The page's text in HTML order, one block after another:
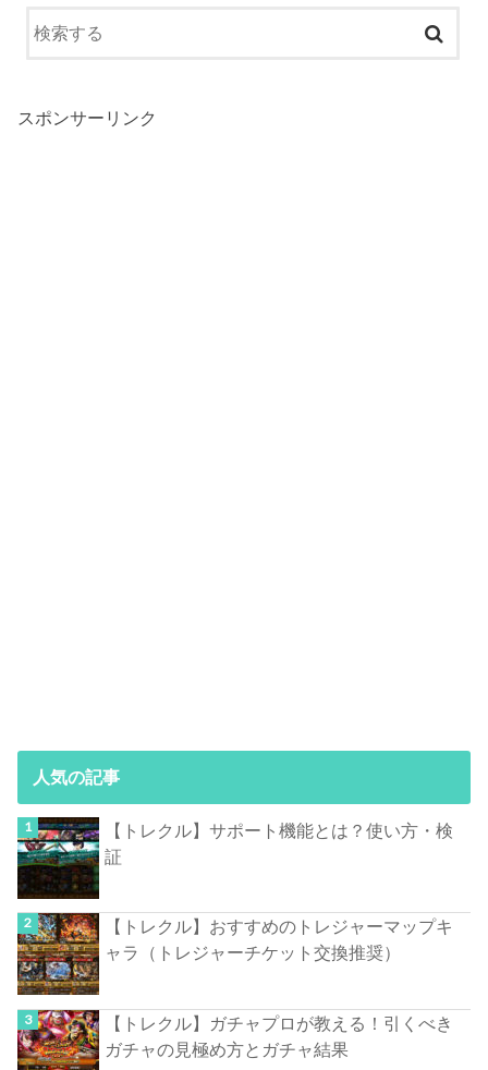
スポンサーリンク
人気の記事
【トレクル】サポート機能とは？使い方・検
証
【トレクル】おすすめのトレジャーマップキ
ャラ（トレジャーチケット交換推奨）
【トレクル】ガチャプロが教える！引くべき
ガチャの見極め方とガチャ結果